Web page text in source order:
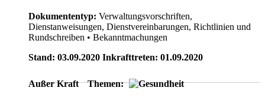
Dokumententyp: Verwaltungsvorschriften,
Dienstanweisungen, Dienstvereinbarungen, Richtlinien und
Rundschreiben • Bekanntmachungen
Stand: 03.09.2020 Inkrafttreten: 01.09.2020
Außer Kraft Themen: